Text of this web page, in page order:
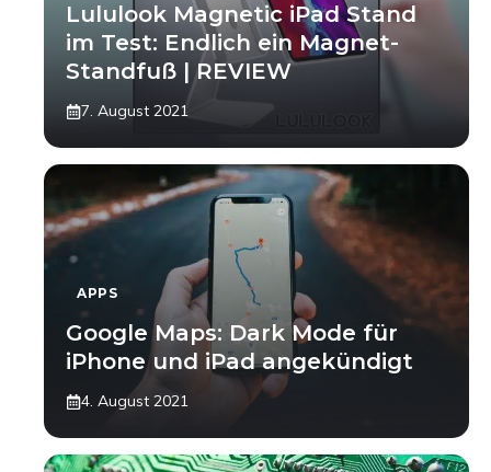
Lululook Magnetic iPad Stand
im Test: Endlich ein Magnet-
Standfuß | REVIEW
7. August 2021
APPS
Google Maps: Dark Mode für
iPhone und iPad angekündigt
4. August 2021